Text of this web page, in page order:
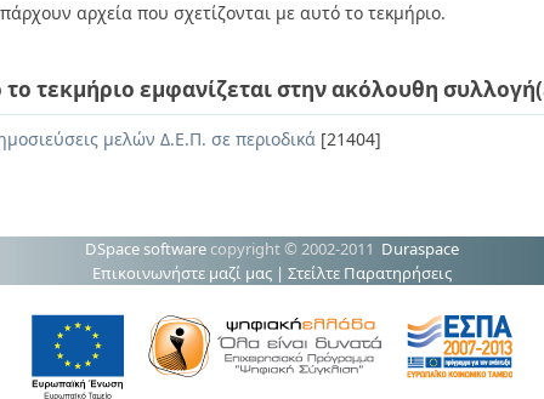
αρχεία που σχετίζονται με αυτό το τεκμήριο.
το τεκμήριο εμφανίζεται στην ακόλουθη
μελών Δ.Ε.Π. σε περιοδικά [21404]
DSpace software copyright © 2002-2011 Duraspace
Επικοινωνήστε μαζί μας | Στείλτε Παρατηρήσεις